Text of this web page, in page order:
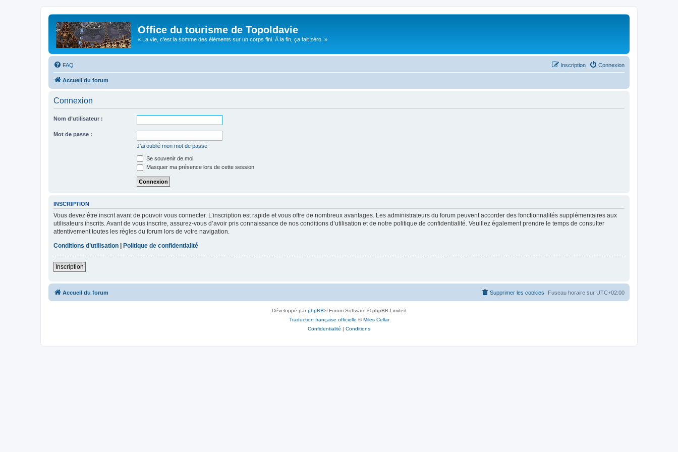
Office du tourisme de Topoldavie
« La vie, c'est la somme des éléments sur un corps fini. À la fin, ça fait zéro. »
FAQ Connexion
Inscription
Accueil du forum
Connexion
Nom d’utilisateur :
Mot de passe :
J’ai oublié mon mot de passe
Se souvenir de moi
Masquer ma présence lors de cette session
INSCRIPTION
Vous devez être inscrit avant de pouvoir vous connecter. L’inscription est rapide et vous offre de nombreux avantages. Les administrateurs du forum peuvent accorder des fonctionnalités supplémentaires aux
utilisateurs inscrits. Avant de vous inscrire, assurez-vous d’avoir pris connaissance de nos conditions d’utilisation et de notre politique de confidentialité. Veuillez également prendre le temps de consulter
attentivement toutes les règles du forum lors de votre navigation.
Conditions d’utilisation
Politique de confidentialité
Inscription
Accueil du forum Fuseau horaire sur UTC+02:00
Supprimer les cookies
Développé parphpBB® Forum Software © phpBB Limited
Traduction française officielle ©Miles Cellar
Confidentialité | Conditions